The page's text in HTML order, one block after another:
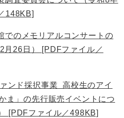
148KB]
でのメモリアルコンサートの
月26日） [PDFファイル／
ンド採択事業 高校生のアイ
ま」の先行販売イベントにつ
[PDFファイル／498KB]